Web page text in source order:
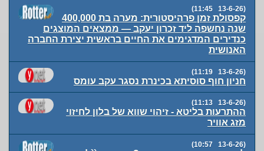
(13-6-26 11:45)
קפסולת זמן פרהיסטורית: מערה בת 400,000
שנה נחשפה ליד זכרון יעקב — ממצאים המוצגים
כנדירים המדגימים את החיים בראשית יצירת החברה
האנושית
(13-6-26 11:19)
חניון חוף סוסיתא בכינרת נסגר עקב עומס
(13-6-26 11:13)
ההתרעות בליטא - זיהוי שווא של בלון לחיזוי
מזג אוויר
(13-6-26 10:57)